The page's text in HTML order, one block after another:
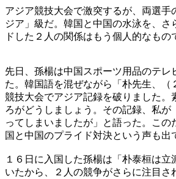
アジア競技大会で激突するが、両選手
ジア」級だ。韓国と中国の水泳を、さ
ドした２人の関係はもう個人的なもの
先日、孫楊は中国スポーツ用品のテレ
た。韓国語を混ぜながら「朴先生、（
競技大会でアジア記録を破りました。
ろがどうしましょう。その記録、私が
ってしまいましたが」と語った。この
国と中国のプライド対決という声も出
１６日に入国した孫楊は「朴泰桓は立
いたから、２人の競争がさらに注目さ